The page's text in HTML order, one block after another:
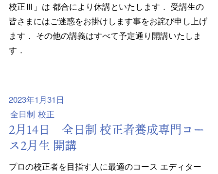
校正Ⅲ」は 都合により休講といたします． 受講生の
皆さまにはご迷惑をお掛けします事をお詫び申し上げ
ます． その他の講義はすべて予定通り開講いたしま
す．
2023年1月31日
全日制 校正
2月14日 全日制 校正者養成専門コー
ス2月生 開講
プロの校正者を目指す人に最適のコース エディター